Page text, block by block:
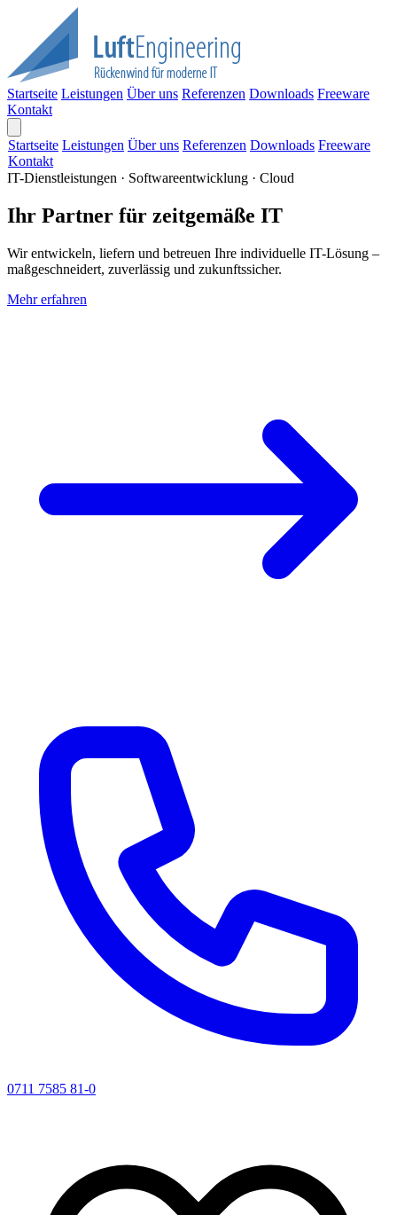
Startseite Leistungen Über uns Referenzen Downloads Freeware
Kontakt
Startseite Leistungen Über uns Referenzen Downloads Freeware
Kontakt
IT-Dienstleistungen · Softwareentwicklung · Cloud
Ihr Partner für zeitgemäße IT
Wir entwickeln, liefern und betreuen Ihre individuelle IT-Lösung –
maßgeschneidert, zuverlässig und zukunftssicher.
Mehr erfahren
0711 7585 81-0